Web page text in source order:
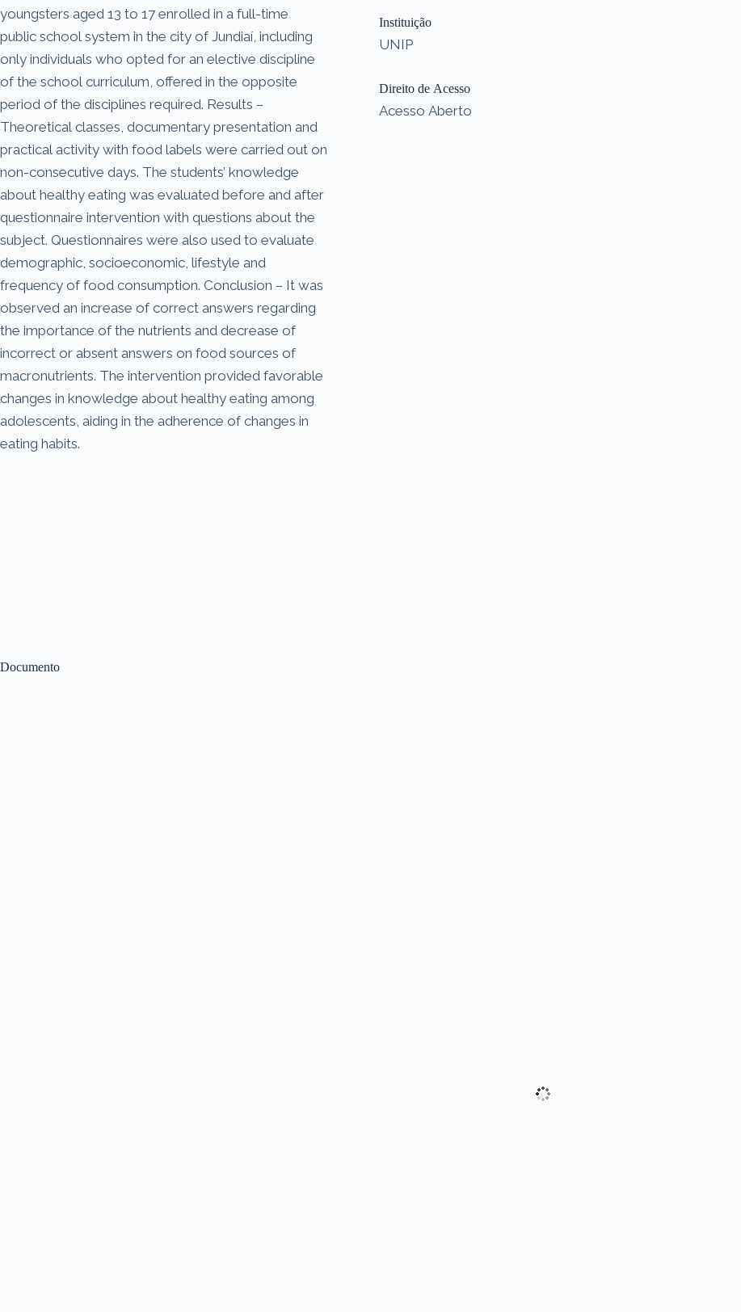
Documento
youngsters aged 13 to 17 enrolled in a full-time
public school system in the city of Jundiaí, including
only individuals who opted for an elective discipline
of the school curriculum, offered in the opposite
period of the disciplines required. Results –
Theoretical classes, documentary presentation and
practical activity with food labels were carried out on
non-consecutive days. The students’ knowledge
about healthy eating was evaluated before and after
questionnaire intervention with questions about the
subject. Questionnaires were also used to evaluate
demographic, socioeconomic, lifestyle and
frequency of food consumption. Conclusion – It was
observed an increase of correct answers regarding
the importance of the nutrients and decrease of
incorrect or absent answers on food sources of
macronutrients. The intervention provided favorable
changes in knowledge about healthy eating among
adolescents, aiding in the adherence of changes in
eating habits.
Instituição
UNIP
Direito de Acesso
Acesso Aberto